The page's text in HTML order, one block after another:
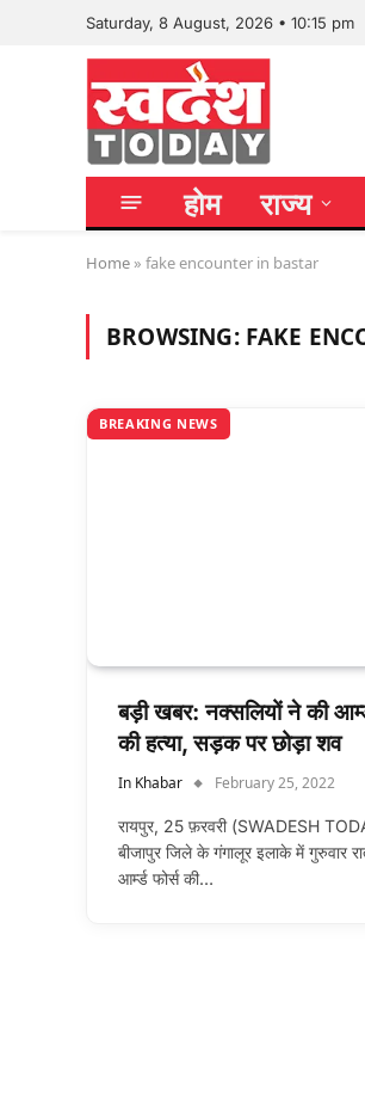
Saturday, 8 August, 2026 • 10:15 pm
होम राज्य
Home » fake encounter in bastar
BROWSING: FAKE
BREAKING NEWS
बड़ी खबर: नक्सलियों ने की
की हत्या, सड़क पर छोड़ा शव
In Khabar February 25, 2022
रायपुर, 25 फ़रवरी (SWADESH
बीजापुर जिले के गंगालूर इलाके में गुरुवार
आर्म्ड फोर्स की…